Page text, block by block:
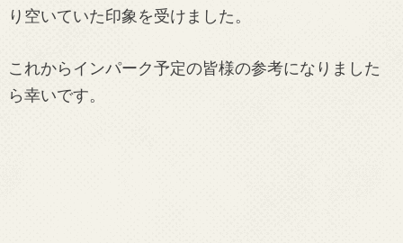
り空いていた印象を受けました。
これからインパーク予定の皆様の参考になりました
ら幸いです。